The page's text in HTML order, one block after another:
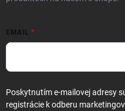
EMAIL
Poskytnutím e-mailovej adresy
registrácie k odberu